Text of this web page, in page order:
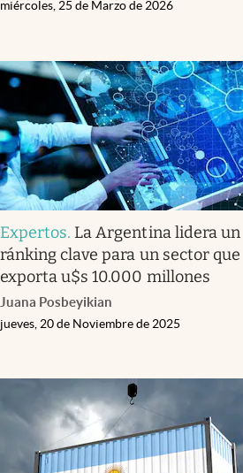
miércoles, 25 de Marzo de 2026
Expertos. La Argentina lidera un
ránking clave para un sector que
exporta u$s 10.000 millones
Juana Posbeyikian
jueves, 20 de Noviembre de 2025